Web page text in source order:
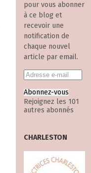
pour vous abonner
à ce blog et
recevoir une
notification de
chaque nouvel
article par email.
Abonnez-vous
Rejoignez les 101
autres abonnés
CHARLESTON